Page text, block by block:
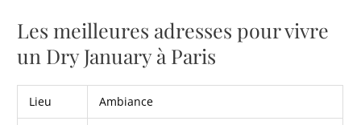
Les meilleures adresses pour vivre
un Dry January à Paris
Lieu Ambiance